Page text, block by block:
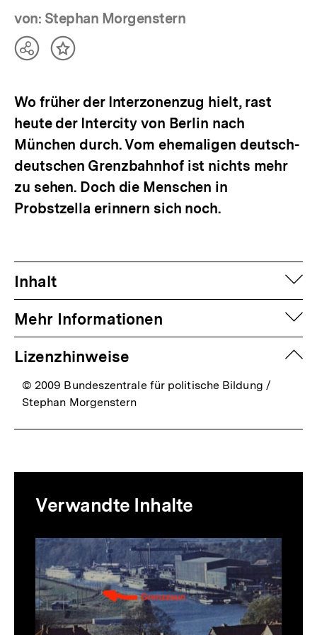
von: Stephan Morgenstern
TeilenInhalt
Wo früher der Interzonenzug hielt, rast
heute der Intercity von Berlin nach
München durch. Vom ehemaligen deutsch-
deutschen Grenzbahnhof ist nichts mehr
zu sehen. Doch die Menschen in
Probstzella erinnern sich noch.
Inhalt
Mehr Informationen
Lizenzhinweise
© 2009 Bundeszentrale für politische Bildung /
Stephan Morgenstern
zur
Thematik
Verwandte Inhalte
Inhaltskarussell
überspringen